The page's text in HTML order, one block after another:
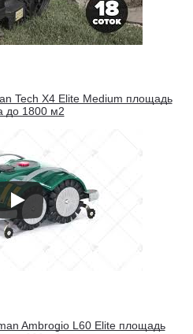
Tech X4 Elite Medium площадь
до 1800 м2
Ambrogio L60 Elite площадь